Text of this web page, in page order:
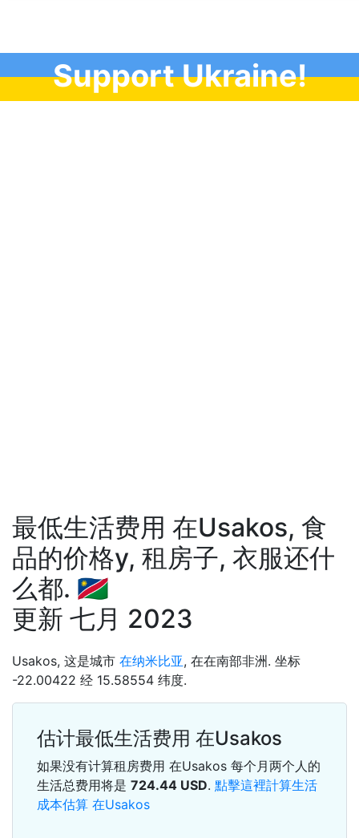
Support Ukraine!
最低生活费用 在Usakos, 食
品的价格у, 租房子, 衣服还什
么都. 🇳🇦
更新 七月 2023
Usakos, 这是城市 在纳米比亚, 在在南部非洲. 坐标
-22.00422 经 15.58554 纬度.
估计最低生活费用 在Usakos
如果没有计算租房费用 在Usakos 每个月两个人的
生活总费用将是 724.44 USD. 點擊這裡計算生活
成本估算 在Usakos